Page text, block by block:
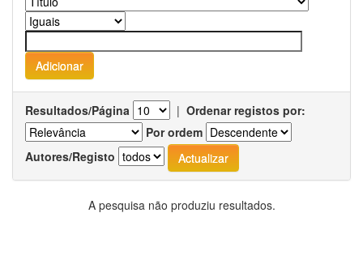
Resultados/Página | Ordenar registos por:
Por ordem
Autores/Registo
A pesquisa não produziu resultados.